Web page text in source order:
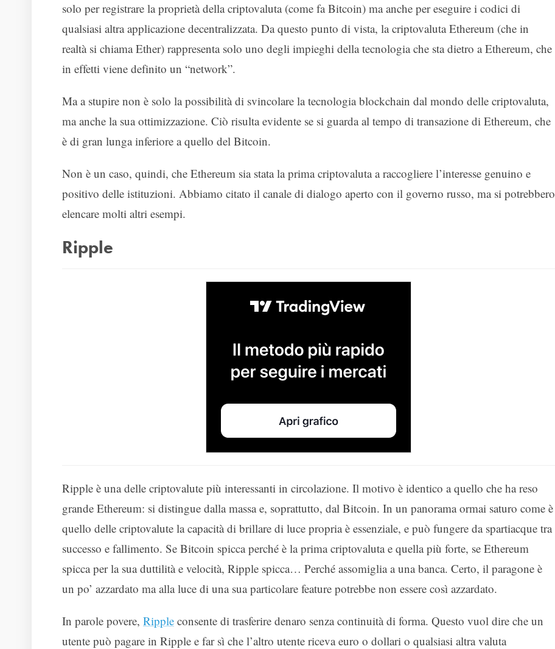
solo per registrare la proprietà della criptovaluta (come fa Bitcoin) ma anche per eseguire i codici di
qualsiasi altra applicazione decentralizzata. Da questo punto di vista, la criptovaluta Ethereum (che in
realtà si chiama Ether) rappresenta solo uno degli impieghi della tecnologia che sta dietro a Ethereum, che
in effetti viene definito un “network”.
Ma a stupire non è solo la possibilità di svincolare la tecnologia blockchain dal mondo delle criptovaluta,
ma anche la sua ottimizzazione. Ciò risulta evidente se si guarda al tempo di transazione di Ethereum, che
è di gran lunga inferiore a quello del Bitcoin.
Non è un caso, quindi, che Ethereum sia stata la prima criptovaluta a raccogliere l’interesse genuino e
positivo delle istituzioni. Abbiamo citato il canale di dialogo aperto con il governo russo, ma si potrebbero
elencare molti altri esempi.
Ripple
Ripple è una delle criptovalute più interessanti in circolazione. Il motivo è identico a quello che ha reso
grande Ethereum: si distingue dalla massa e, soprattutto, dal Bitcoin. In un panorama ormai saturo come è
quello delle criptovalute la capacità di brillare di luce propria è essenziale, e può fungere da spartiacque tra
successo e fallimento. Se Bitcoin spicca perché è la prima criptovaluta e quella più forte, se Ethereum
spicca per la sua duttilità e velocità, Ripple spicca… Perché assomiglia a una banca. Certo, il paragone è
un po’ azzardato ma alla luce di una sua particolare feature potrebbe non essere così azzardato.
In parole povere, Ripple consente di trasferire denaro senza continuità di forma. Questo vuol dire che un
utente può pagare in Ripple e far sì che l’altro utente riceva euro o dollari o qualsiasi altra valuta